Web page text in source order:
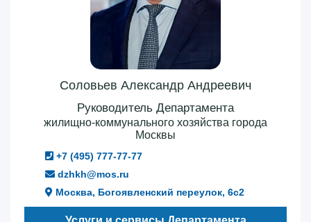
Соловьев Александр Андреевич
Руководитель Департамента
жилищно-коммунального хозяйства города
Москвы
+7 (495) 777-77-77
dzhkh@mos.ru
Москва, Богоявленский переулок, 6с2